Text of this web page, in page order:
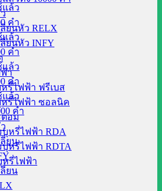
ล้ว
คำ
ล้ว
คำ
ล้ว
คำ
ล้ว
คำ
ยน
ยน
ยนหัว RELX
ยนหัว INFY
า
รี่ไฟฟ้า ฟรีเบส
รี่ไฟฟ้า ซอลนิค
ตอม
หรี่ไฟฟ้า RDA
หรี่ไฟฟ้า RDTA
รี่ไฟฟ้า